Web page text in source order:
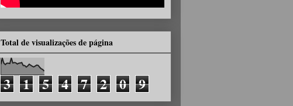
Total de visualizações de página
3 1 5 4 7 2 0 9